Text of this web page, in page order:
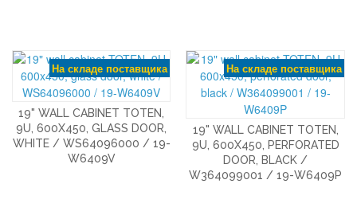
На складе поставщика
19" WALL CABINET TOTEN,
9U, 600X450, GLASS DOOR,
WHITE / WS64096000 / 19-
W6409V
На складе поставщика
19" WALL CABINET TOTEN,
9U, 600X450, PERFORATED
DOOR, BLACK /
W364099001 / 19-W6409P